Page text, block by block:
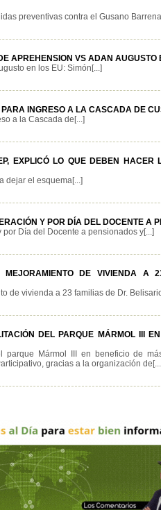
preventivas contra el Gusano
APREHENSION VS ADAN AUGUSTO
en los EU: Simón[...]
INGRESO A LA CASCADA DE
a la Cascada de[...]
EXPLICÓ LO QUE DEBEN
dejar el esquema[...]
Y POR DÍA DEL DOCENTE A
Día del Docente a pensionados y[...]
MEJORAMIENTO DE VIVIENDA A
de vivienda a 23 familias de Dr.
DEL PARQUE MÁRMOL III
parque Mármol III en beneficio de
gracias a la organización